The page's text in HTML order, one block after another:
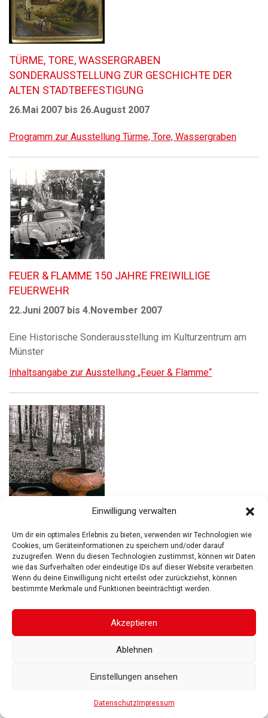
Einwilligung verwalten
Um dir ein optimales Erlebnis zu bieten, verwenden wir Technologien wie
Cookies, um Geräteinformationen zu speichern und/oder darauf
zuzugreifen. Wenn du diesen Technologien zustimmst, können wir Daten
wie das Surfverhalten oder eindeutige IDs auf dieser Website verarbeiten.
Wenn du deine Einwilligung nicht erteilst oder zurückziehst, können
bestimmte Merkmale und Funktionen beeinträchtigt werden.
Akzeptieren
Ablehnen
Einstellungen ansehen
DatenschutzImpressum
TÜRME, TORE, WASSERGRABEN
SONDERAUSSTELLUNG ZUR GESCHICHTE DER
ALTEN STADTBEFESTIGUNG
26.Mai 2007 bis 26.August 2007
Programm zur Ausstellung Türme, Tore, Wassergraben
FEUER & FLAMME 150 JAHRE FREIWILLIGE
FEUERWEHR
22.Juni 2007 bis 4.November 2007
Eine Historische Sonderausstellung im Kulturzentrum am
Münster
Inhaltsangabe zur Ausstellung „Feuer & Flamme“
HÜGELGRÄBER IN DER BODENSEEREGION
16.Dezember 2006 bis 8.April 2007
Hallstattzeitliche Grabhügel der Bodenseeregion
Inhaltsangabe zur Ausstellung „Hügelgräber in der